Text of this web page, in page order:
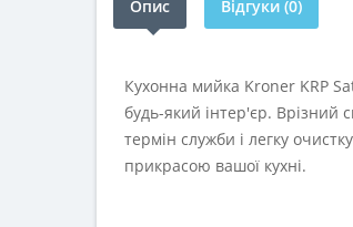
Опис Відгуки (0)
Кухонна мийка Kroner KRP
будь-який інтер'єр. Врізний
термін служби і легку
прикрасою вашої кухні.